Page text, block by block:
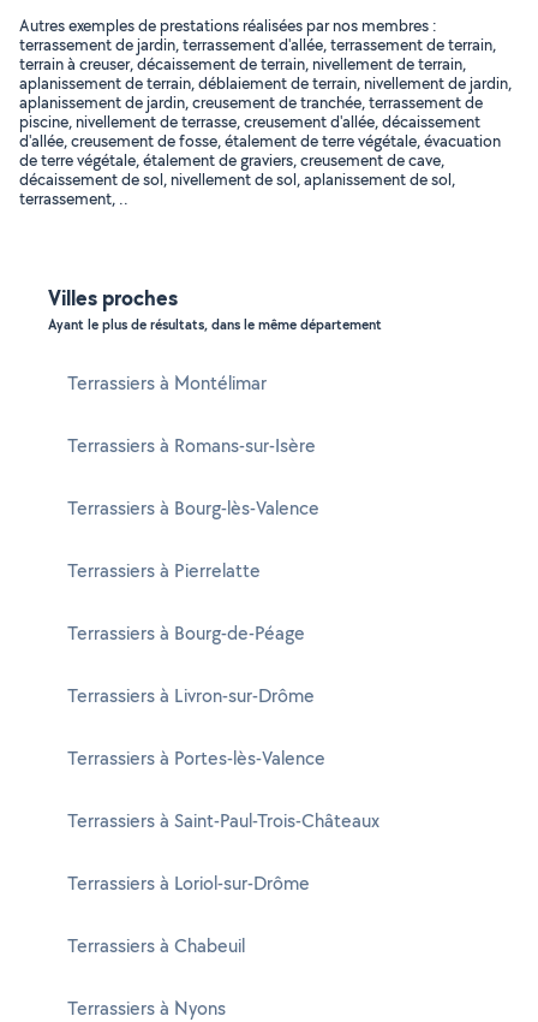
Autres exemples de prestations réalisées par nos membres :
terrassement de jardin, terrassement d'allée, terrassement de terrain,
terrain à creuser, décaissement de terrain, nivellement de terrain,
aplanissement de terrain, déblaiement de terrain, nivellement de jardin,
aplanissement de jardin, creusement de tranchée, terrassement de
piscine, nivellement de terrasse, creusement d'allée, décaissement
d'allée, creusement de fosse, étalement de terre végétale, évacuation
de terre végétale, étalement de graviers, creusement de cave,
décaissement de sol, nivellement de sol, aplanissement de sol,
terrassement, ..
Villes proches
Ayant le plus de résultats, dans le même département
Terrassiers à Montélimar
Terrassiers à Romans-sur-Isère
Terrassiers à Bourg-lès-Valence
Terrassiers à Pierrelatte
Terrassiers à Bourg-de-Péage
Terrassiers à Livron-sur-Drôme
Terrassiers à Portes-lès-Valence
Terrassiers à Saint-Paul-Trois-Châteaux
Terrassiers à Loriol-sur-Drôme
Terrassiers à Chabeuil
Terrassiers à Nyons